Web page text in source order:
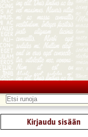
Kirjaudu sisään